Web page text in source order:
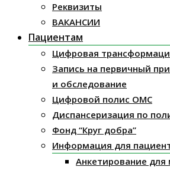
Реквизиты
ВАКАНСИИ
Пациентам
Цифровая
Запись на первичный
и обследование
Цифровой полис ОМС
Диспансеризация по
Фонд “Круг добра”
Информация для
Анкетирование